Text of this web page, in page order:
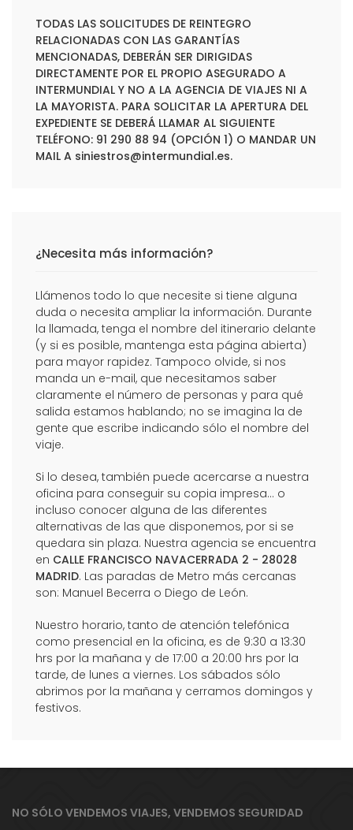
TODAS LAS SOLICITUDES DE REINTEGRO
RELACIONADAS CON LAS GARANTÍAS
MENCIONADAS, DEBERÁN SER DIRIGIDAS
DIRECTAMENTE POR EL PROPIO ASEGURADO A
INTERMUNDIAL Y NO A LA AGENCIA DE VIAJES NI A
LA MAYORISTA. PARA SOLICITAR LA APERTURA DEL
EXPEDIENTE SE DEBERÁ LLAMAR AL SIGUIENTE
TELÉFONO: 91 290 88 94 (OPCIÓN 1) O MANDAR UN
MAIL A siniestros@intermundial.es.
¿Necesita más información?
Llámenos todo lo que necesite si tiene alguna
duda o necesita ampliar la información. Durante
la llamada, tenga el nombre del itinerario delante
(y si es posible, mantenga esta página abierta)
para mayor rapidez. Tampoco olvide, si nos
manda un e-mail, que necesitamos saber
claramente el número de personas y para qué
salida estamos hablando; no se imagina la de
gente que escribe indicando sólo el nombre del
viaje.
Si lo desea, también puede acercarse a nuestra
oficina para conseguir su copia impresa... o
incluso conocer alguna de las diferentes
alternativas de las que disponemos, por si se
quedara sin plaza. Nuestra agencia se encuentra
en CALLE FRANCISCO NAVACERRADA 2 - 28028
MADRID. Las paradas de Metro más cercanas
son: Manuel Becerra o Diego de León.
Nuestro horario, tanto de atención telefónica
como presencial en la oficina, es de 9:30 a 13:30
hrs por la mañana y de 17:00 a 20:00 hrs por la
tarde, de lunes a viernes. Los sábados sólo
abrimos por la mañana y cerramos domingos y
festivos.
NO SÓLO VENDEMOS VIAJES, VENDEMOS SEGURIDAD